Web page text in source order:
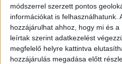
módszerrel szerzett pontos
információkat is felhasználhatunk.
hozzájárulhat ahhoz, hogy mi és
leírtak szerint adatkezelést
megfelelő helyre kattintva
hozzájárulás megadása előtt
napelemnapelemek
naperőmű solar solar energy
természetvédelem
autó zöld energia zöld
állatvédelem áram életmód